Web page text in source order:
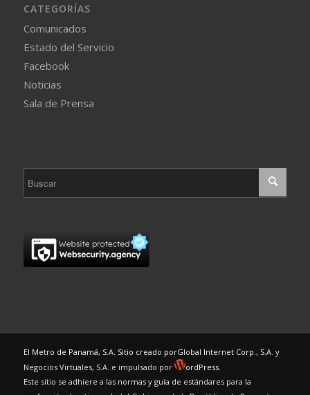
CATEGORÍAS
Comunicados
Estado del Servicio
Facebook
Noticias
Sala de Prensa
El Metro de Panamá, S.A. Sitio creado porGlobal Internet Corp., S.A. y
Negocios Virtuales, S.A. e impulsado por
ordPress.
Este sitio se adhiere a las normas y guía de estándares para la